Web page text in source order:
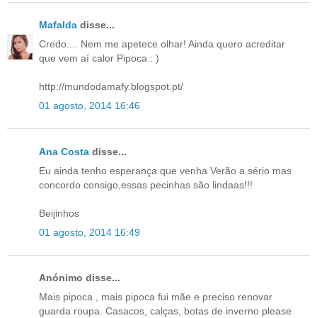
Mafalda disse...
Credo.... Nem me apetece olhar! Ainda quero acreditar
que vem aí calor Pipoca : )
http://mundodamafy.blogspot.pt/
01 agosto, 2014 16:46
Ana Costa disse...
Eu ainda tenho esperança que venha Verão a sério mas
concordo consigo,essas pecinhas são lindaas!!!
Beijinhos
01 agosto, 2014 16:49
Anónimo disse...
Mais pipoca , mais pipoca fui mãe e preciso renovar
guarda roupa. Casacos, calças, botas de inverno please